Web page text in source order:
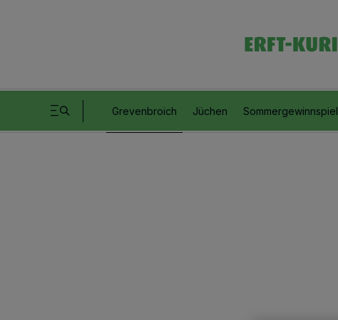
Grevenbroich Jüchen Sommergewinnspiel